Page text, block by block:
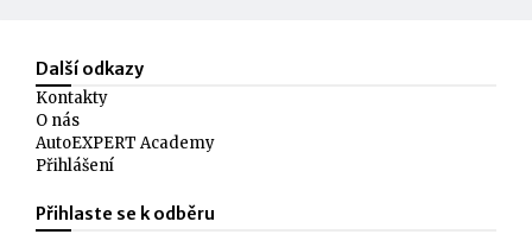
Další odkazy
Kontakty
O nás
AutoEXPERT Academy
Přihlášení
Přihlaste se k odběru